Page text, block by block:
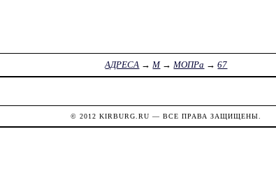
АДРЕСА →М→МОПРа →67
© 2012KIRBURG.RU — ВСЕ ПРАВА ЗАЩИЩЕНЫ.